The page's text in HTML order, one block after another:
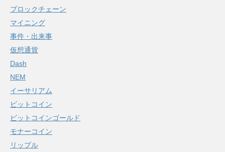
ブロックチェーン
マイニング
事件・出来事
仮想通貨
Dash
NEM
イーサリアム
ビットコイン
ビットコインゴールド
モナーコイン
リップル